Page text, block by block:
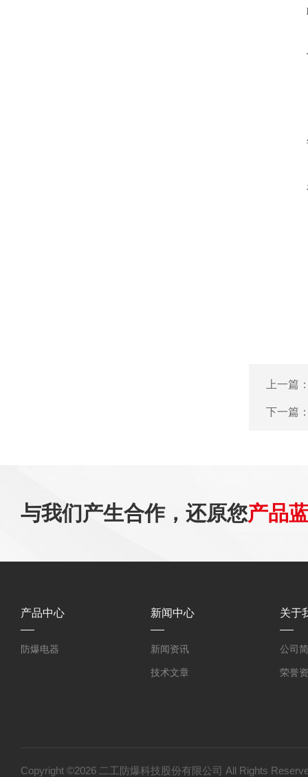
上一篇
下一篇
与我们产生合作，还原您产品
产品中心
防爆电器
新闻中心
新闻资讯
技术文章
关于
公司
荣誉
Copyright ©2026 二工防爆科技股份有限公司 All Rights